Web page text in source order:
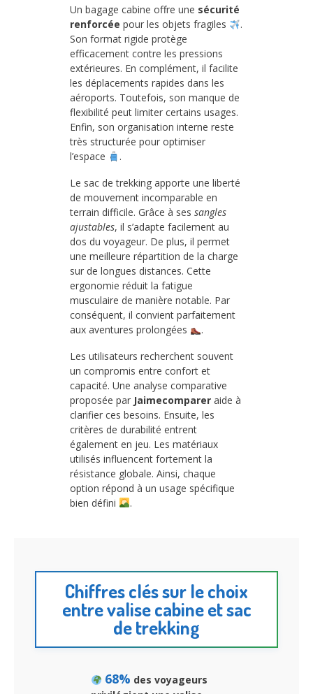
Un bagage cabine offre une sécurité
renforcée pour les objets fragiles
.
Son format rigide protège
efficacement contre les pressions
extérieures. En complément, il facilite
les déplacements rapides dans les
aéroports. Toutefois, son manque de
flexibilité peut limiter certains usages.
Enfin, son organisation interne reste
très structurée pour optimiser
l’espace
.
Le sac de trekking apporte une liberté
de mouvement incomparable en
terrain difficile. Grâce à ses sangles
ajustables, il s’adapte facilement au
dos du voyageur. De plus, il permet
une meilleure répartition de la charge
sur de longues distances. Cette
ergonomie réduit la fatigue
musculaire de manière notable. Par
conséquent, il convient parfaitement
aux aventures prolongées
.
Les utilisateurs recherchent souvent
un compromis entre confort et
capacité. Une analyse comparative
proposée par Jaimecomparer aide à
clarifier ces besoins. Ensuite, les
critères de durabilité entrent
également en jeu. Les matériaux
utilisés influencent fortement la
résistance globale. Ainsi, chaque
option répond à un usage spécifique
bien défini
.
Chiffres clés sur le choix
entre valise cabine et sac
de trekking
68% des voyageurs